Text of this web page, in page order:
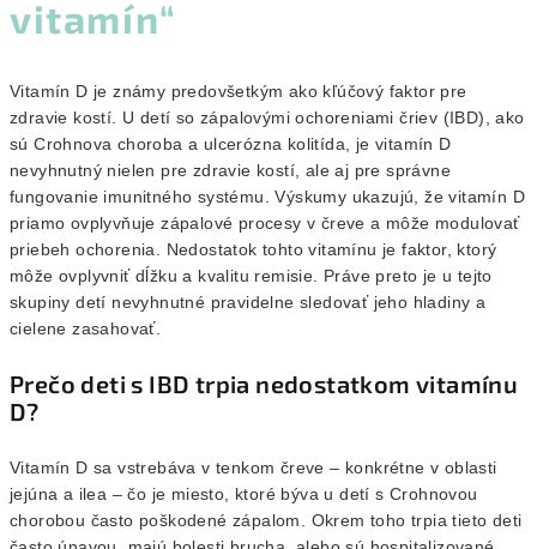
vitamín“
Vitamín D je známy predovšetkým ako kľúčový faktor pre
zdravie kostí. U detí so zápalovými ochoreniami čriev (IBD), ako
sú Crohnova choroba a ulcerózna kolitída, je vitamín D
nevyhnutný nielen pre zdravie kostí, ale aj pre správne
fungovanie imunitného systému. Výskumy ukazujú, že vitamín D
priamo ovplyvňuje zápalové procesy v čreve a môže modulovať
priebeh ochorenia. Nedostatok tohto vitamínu je faktor, ktorý
môže ovplyvniť dĺžku a kvalitu remisie. Práve preto je u tejto
skupiny detí nevyhnutné pravidelne sledovať jeho hladiny a
cielene zasahovať.
Prečo deti s IBD trpia nedostatkom vitamínu
D?
Vitamín D sa vstrebáva v tenkom čreve – konkrétne v oblasti
jejúna a ilea – čo je miesto, ktoré býva u detí s Crohnovou
chorobou často poškodené zápalom. Okrem toho trpia tieto deti